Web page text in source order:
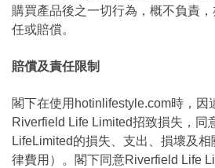
購買產品後之一切行為，概不負責
任或賠償。
賠償及責任限制
閣下在使用hotinlifestyle.com時，因
Riverfield Life Limited招致損失，同
LifeLimited的損失、支出、損壞及
律費用）。閣下同意Riverfield Life